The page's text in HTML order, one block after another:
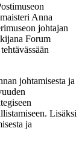
Anna
johtajan
Forum
johtamisesta ja
Lisäksi
ja